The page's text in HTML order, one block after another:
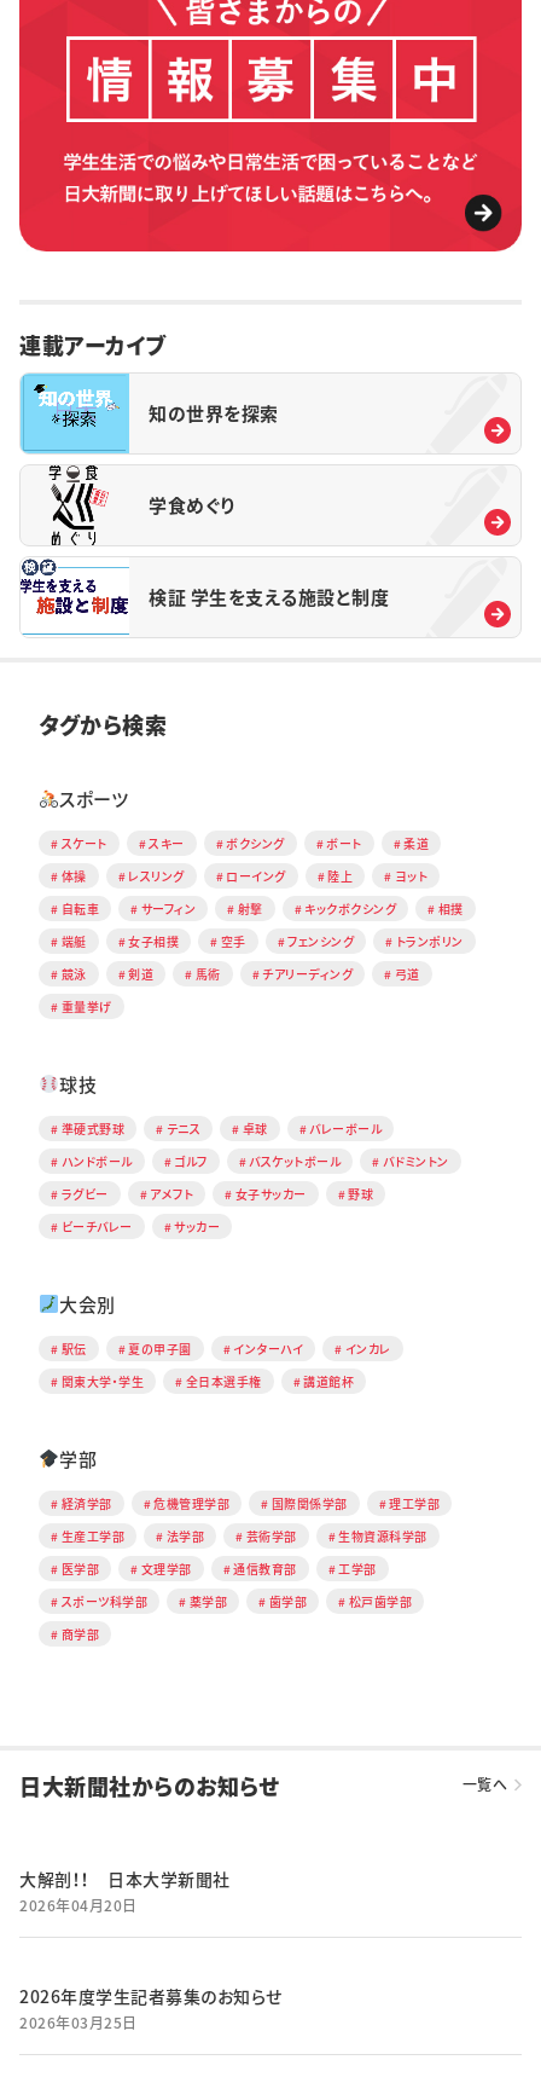
連載アーカイブ
知の世界を探索
学食めぐり
検証 学生を支える施設と制度
タグから検索
スポーツ
スケート スキー ボクシング ボート
柔道
体操
レスリング ローイング 陸上
ヨット
自転車
サーフィン 射撃 キックボクシング
相撲
端艇
女子相撲 空手 フェンシング
トランポリン
競泳
剣道 馬術 チアリーディング
弓道
重量挙げ
球技
準硬式野球 テニス 卓球
バレーボール
ハンドボール
ゴルフ バスケットボール
バドミントン
ラグビー
アメフト 女子サッカー
野球
ビーチバレー
サッカー
大会別
駅伝 夏の甲子園 インターハイ
インカレ
関東大学・学生
全日本選手権 講道館杯
学部
経済学部 危機管理学部 国際関係学部
理工学部
生産工学部
法学部 芸術学部
生物資源科学部
医学部
文理学部 通信教育部
工学部
スポーツ科学部
薬学部 歯学部
松戸歯学部
商学部
日大新聞社からのお知らせ 一覧へ
大解剖！！ 日本大学新聞社
2026年04月20日
2026年度学生記者募集のお知らせ
2026年03月25日